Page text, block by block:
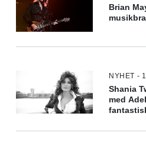
Brian
NYHET -
Shania
med